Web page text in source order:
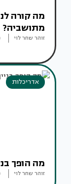
מה קורה
מתושביה?
זוהר שחר לוי
אדריכלות
מה הופך
זוהר שחר לוי